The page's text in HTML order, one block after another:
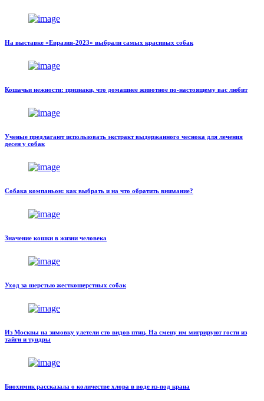
На выставке «Евразия-2023» выбрали самых красивых собак
Кошачьи нежности: признаки, что домашнее животное по-настоящему вас любит
Ученые предлагают использовать экстракт выдержанного чеснока для лечения
десен у собак
Собака компаньон: как выбрать и на что обратить внимание?
Значение кошки в жизни человека
Уход за шерстью жесткошерстных собак
Из Москвы на зимовку улетели сто видов птиц. На смену им мигрируют гости из
тайги и тундры
Биохимик рассказала о количестве хлора в воде из-под крана